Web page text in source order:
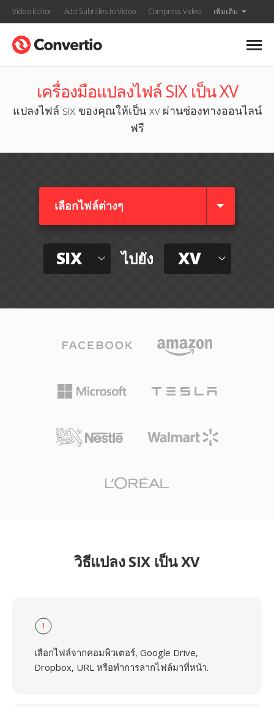
Video Editor Add Subtitles to Video Compress Video เพิ่มเติม
เครื่องมือแปลงไฟล์ SIX เป็น XV
แปลงไฟล์ six ของคุณให้เป็น xv ผ่านช่องทางออนไลน์
ฟรี
เลือกไฟล์ต่างๆ​
SIX ไปยัง XV
วิธีแปลง SIX เป็น XV
1
เลือกไฟล์จากคอมพิวเตอร์, Google Drive,
Dropbox, URL หรือทำการลากไฟล์มาที่หน้า.